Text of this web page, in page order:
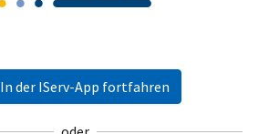
In der IServ-App fortfahren